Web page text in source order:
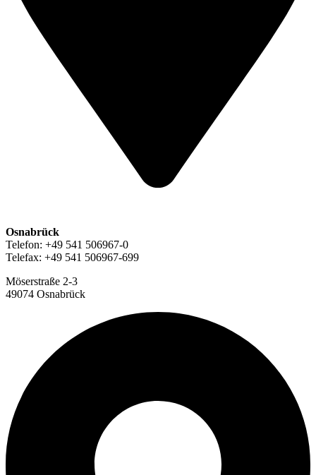
Osnabrück
Telefon: +49 541 506967-0
Telefax: +49 541 506967-699
Möserstraße 2-3
49074 Osnabrück